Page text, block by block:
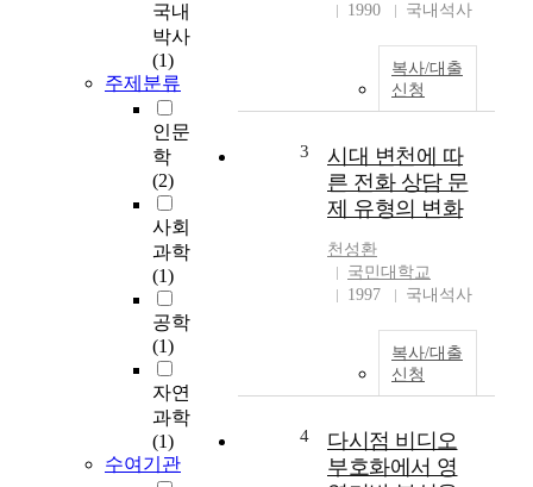
국내
박사
(1)
주제분류
인문
학
(2)
사회
과학
(1)
공학
(1)
자연
과학
(1)
수여기관
1990
국내석사
복사/대출
신청
3
시대 변천에 따
른 전화 상담 문
제 유형의 변화
천성환
국민대학교
1997
국내석사
복사/대출
신청
4
다시점 비디오
부호화에서 영